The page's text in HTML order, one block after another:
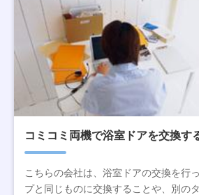
コミコミ両機で浴室ドアを交換す
こちらの会社は、浴室ドアの交換を行
プと同じものに交換することや、別の